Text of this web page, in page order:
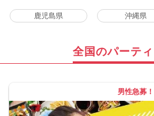
鹿児島県 沖縄県
全国のパーテ
男性急募！